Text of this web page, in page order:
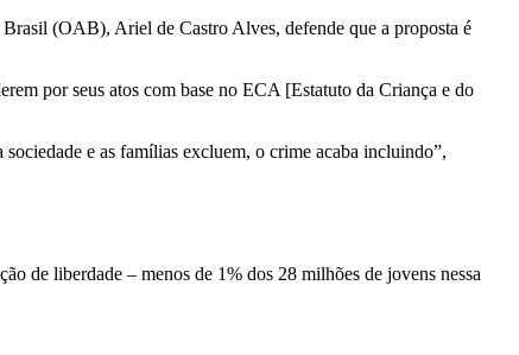
(OAB), Ariel de Castro Alves, defende que a proposta é
por seus atos com base no ECA [Estatuto da Criança e do
e as famílias excluem, o crime acaba incluindo”,
de liberdade – menos de 1% dos 28 milhões de jovens nessa